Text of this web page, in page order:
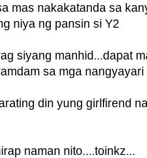
mas nakakatanda sa
niya ng pansin si Y2
siyang manhid...dapat
sa mga
din yung girlfirend
naman nito....toinkz...